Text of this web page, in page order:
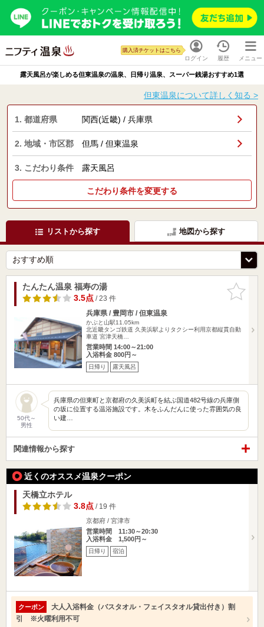
ログイン
購入済チケットはこちら
履歴 メニュー
露天風呂が楽しめる但東温泉の温泉、日帰り温泉、スーパー銭湯おすすめ1選
但東温泉について詳しく知る >
1. 都道府県 関西(近畿) / 兵庫県
2. 地域・市区郡 但馬 / 但東温泉
3. こだわり条件 露天風呂
こだわり条件を変更する
リストから探す 地図から探す
お気に入
りに追加
たんたん温泉 福寿の湯
3.5点/ 23 件
兵庫県 / 豊岡市 / 但東温泉
かぶと山駅11.05km
北近畿タンゴ鉄道 久美浜駅よりタクシー利用京都縦貫自動
車道 宮津天橋…
営業時間 14:00～21:00
入浴料金 800円～
日帰り 露天風呂
50代～
男性
兵庫県の但東町と京都府の久美浜町を結ぶ国道482号線の兵庫側
の坂に位置する温浴施設です。木をふんだんに使った雰囲気の良
い建…
関連情報から探す
近くのオススメ温泉クーポン
天橋立ホテル
3.8点/ 19 件
京都府 / 宮津市
営業時間 11:30～20:30
入浴料金 1,500円～
日帰り 宿泊
クーポン
大人入浴料金（バスタオル・フェイスタオル貸出付き）割
引 ※火曜利用不可